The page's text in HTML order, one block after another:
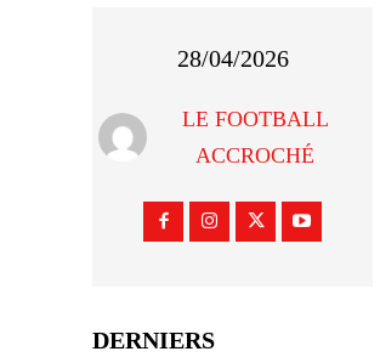
28/04/2026
LE FOOTBALL
ACCROCHÉ
DERNIERS